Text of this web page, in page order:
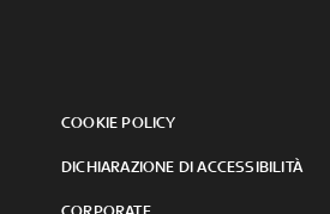
COOKIE POLICY
DICHIARAZIONE DI ACCESSIBILITÀ